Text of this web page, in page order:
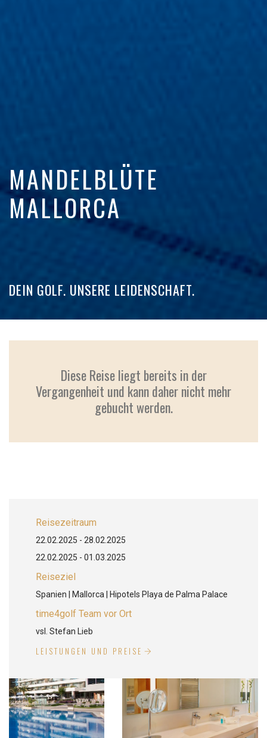
MANDELBLÜTE
MALLORCA
DEIN GOLF. UNSERE LEIDENSCHAFT.
Diese Reise liegt bereits in der
Vergangenheit und kann daher nicht mehr
gebucht werden.
Reisezeitraum
22.02.2025 - 28.02.2025
22.02.2025 - 01.03.2025
Reiseziel
Spanien | Mallorca | Hipotels Playa de Palma Palace
time4golf Team vor Ort
vsl. Stefan Lieb
LEISTUNGEN UND PREISE